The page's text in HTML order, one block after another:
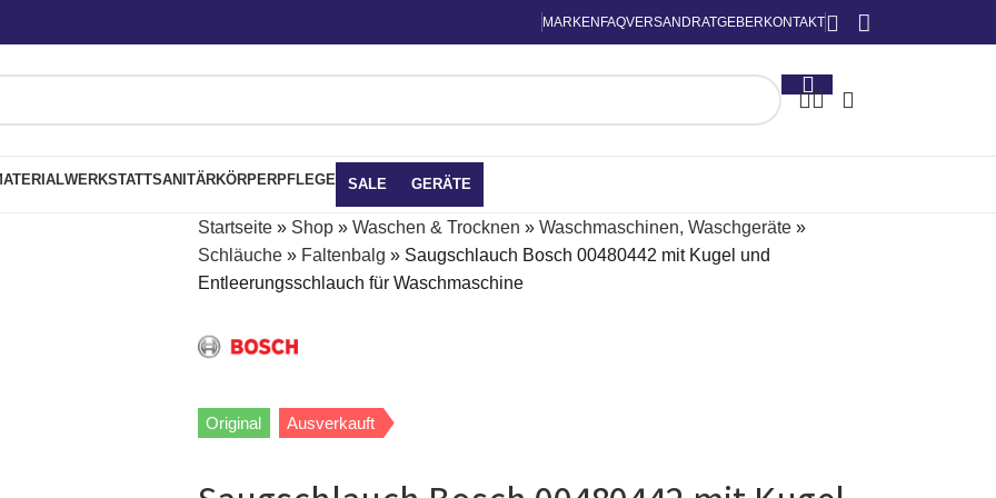
MARKEN FAQVERSAND RATGEBER KONTAKT
WERKSTATTSANITÄRKÖRPERPFLEGE SALE GERÄTE
Startseite» Shop» Waschen & Trocknen » Waschmaschinen, Waschgeräte»
Schläuche» Faltenbalg » Saugschlauch Bosch 00480442 mit Kugel und
Entleerungsschlauch für Waschmaschine
Original Ausverkauft